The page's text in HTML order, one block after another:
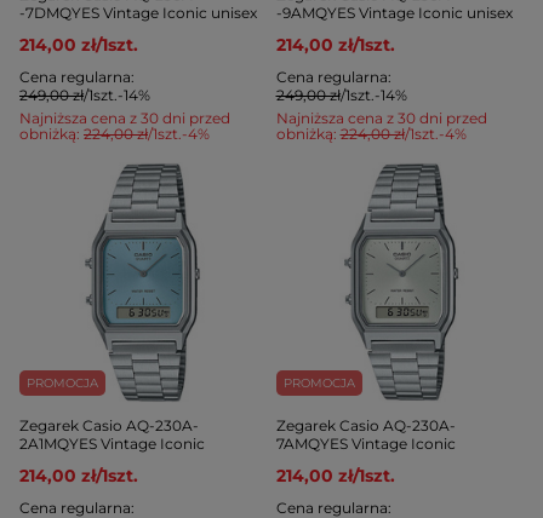
-7DMQYES Vintage Iconic unisex
214,00 zł/1szt.
Najniższa cena z 30 dni przed
obniżką: 224,00 zł/1szt.-4%
Cena regularna:
249,00 zł/1szt.-14%
-9AMQYES Vintage Iconic unisex
214,00 zł/1szt.
Najniższa cena z 30 dni przed
obniżką:224,00 zł/1szt.-4%
Cena regularna:
249,00 zł/1szt.-14%
PROMOCJA
Zegarek Casio AQ-230A-
2A1MQYES Vintage Iconic
214,00 zł/1szt.
Cena regularna:
PROMOCJA
Zegarek Casio AQ-230A-
7AMQYES Vintage Iconic
214,00 zł/1szt.
Cena regularna: